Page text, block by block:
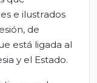
e ilustrados
de
está ligada al
y el Estado.